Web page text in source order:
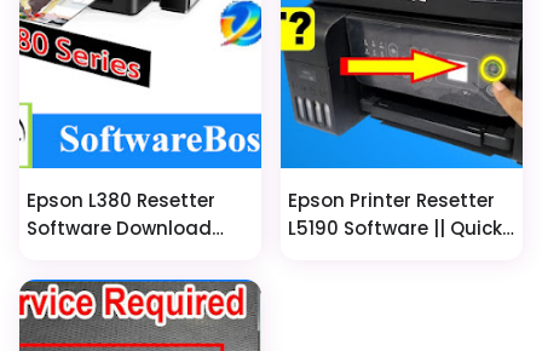
Epson L380 Resetter
Software Download
Epson Printer Resetter
L5190 Software || Quick-